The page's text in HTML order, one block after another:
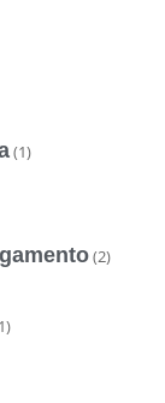
(1)
(2)